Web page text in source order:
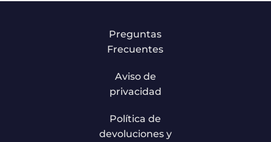
Preguntas
Frecuentes
Aviso de
privacidad
Política de
devoluciones y